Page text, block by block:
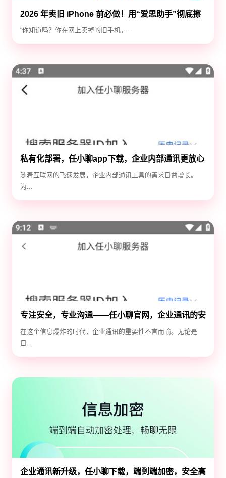
2026 年卖旧 iPhone 前必做！用“爱思助手”彻底擦
除隐私，防止数据泄露
“你知道吗？你在网上卖掉的旧手机，...
私有化部署，任小聊app下载，企业内部通讯更放心
随着互联网的飞速发展，企业内部通讯工具的需求日益增长。
为...
专注安全，专业沟通——任小聊官网，企业通讯的安
全守护神
在这个信息爆炸的时代，企业通讯的重要性不言而喻。无论是
日...
企业通讯新升级，任小聊下载，端到端加密，安全高